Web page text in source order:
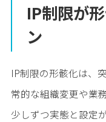
IP制限が
ン
IP制限の形骸化は、
常的な組織変更や業
少しずつ実態と設定